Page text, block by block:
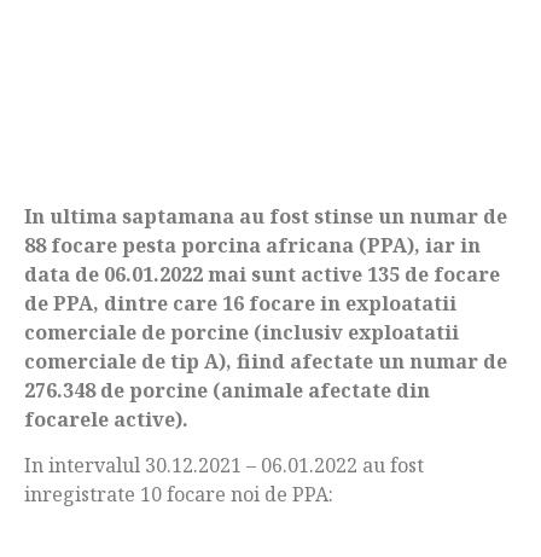
In ultima saptamana au fost stinse un numar de
88 focare pesta porcina africana (PPA), iar in
data de 06.01.2022 mai sunt active 135 de focare
de PPA, dintre care 16 focare in exploatatii
comerciale de porcine (inclusiv exploatatii
comerciale de tip A), fiind afectate un numar de
276.348 de porcine (animale afectate din
focarele active).
In intervalul 30.12.2021 – 06.01.2022 au fost
inregistrate 10 focare noi de PPA: